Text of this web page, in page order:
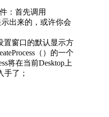
：首先调用
出来的，或许你会
置窗口的默认显示方
（）的一个
将在当前Desktop上
手了；